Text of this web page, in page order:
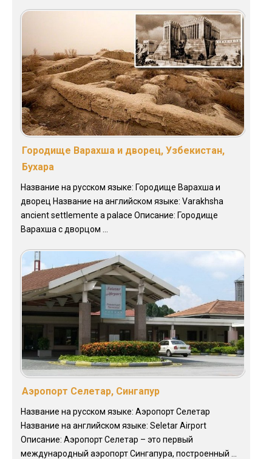
Городище Варахша и дворец, Узбекистан,
Бухара
Название на русском языке: Городище Варахша и
дворец Название на английском языке: Varakhsha
ancient settlemente а palace Описание: Городище
Варахша с дворцом ...
Аэропорт Селетар, Сингапур
Название на русском языке: Аэропорт Селетар
Название на английском языке: Seletar Airport
Описание: Аэропорт Селетар – это первый
международный аэропорт Сингапура, построенный ...